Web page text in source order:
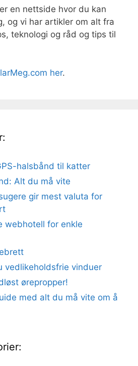
en nettside hvor du kan
og vi har artikler om alt fra
teknologi og råd og tips til
her.
halsbånd til katter
Alt du må vite
gir mest valuta for
webhotell for enkle
vedlikeholdsfrie vinduer
ørepropper!
med alt du må vite om å